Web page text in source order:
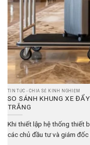
TIN TỨC - CHIA SẺ KINH NGHIỆM
SO SÁNH KHUNG XE
TRẮNG
Khi thiết lập hệ thống thiết
các chủ đầu tư và giám đốc